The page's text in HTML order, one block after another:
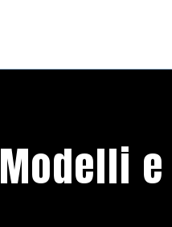
Modelli